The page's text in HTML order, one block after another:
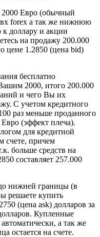
2000 Евро (обычный
forex а так же нижнюю
доллару и акции
на продажу 200.000
цене 1.2850 (цена bid)
бесплатно
2000, итого 200.000
и чего Вы их
С учетом кредитного
раз меньше проданного
(эффект плеча).
для кредитной
счете, причем
больше средств на
составляет 257.000
нижней границы (в
решаете купить
(цена ask) долларов за
Купленные
а так же
остается на счете.